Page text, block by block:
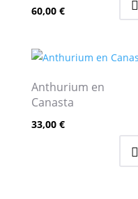
60,00 €
Anthurium en
Canasta
33,00 €